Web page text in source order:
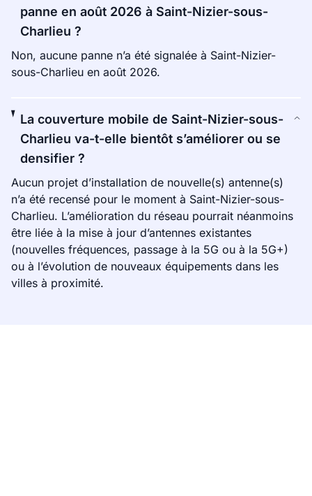
panne en août 2026 à Saint-Nizier-sous-
Charlieu ?
Non, aucune panne n’a été signalée à Saint-Nizier-
sous-Charlieu en août 2026.
La couverture mobile de Saint-Nizier-sous-
Charlieu va-t-elle bientôt s’améliorer ou se
densifier ?
Aucun projet d’installation de nouvelle(s) antenne(s)
n’a été recensé pour le moment à Saint-Nizier-sous-
Charlieu. L’amélioration du réseau pourrait néanmoins
être liée à la mise à jour d’antennes existantes
(nouvelles fréquences, passage à la 5G ou à la 5G+)
ou à l’évolution de nouveaux équipements dans les
villes à proximité.